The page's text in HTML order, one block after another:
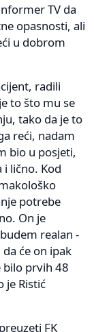
TV da
opasnosti, ali
u dobrom
radili
to što mu se
tako da je to
reći, nadam
bio u posjeti,
lično. Kod
potrebe
On je
realan -
će on ipak
prvih 48
je Ristić
FK